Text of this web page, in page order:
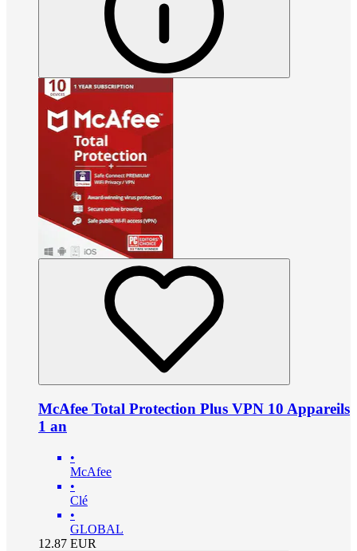
McAfee Total Protection Plus VPN 10 Appareils
1 an
•
McAfee
•
Clé
•
GLOBAL
12.87 EUR